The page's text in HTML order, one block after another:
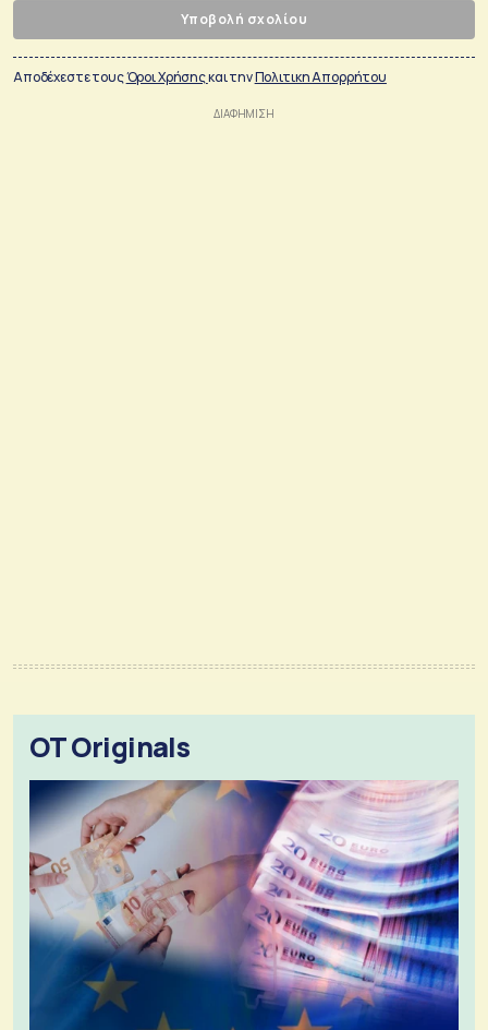
Υποβολή σχολίου
Αποδέχεστε τουςΌροι Χρήσηςκαι τηνΠολιτικη Απορρήτου
OT Originals